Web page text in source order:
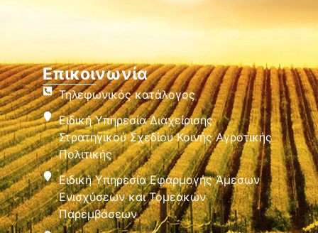
Επικοινωνία
Τηλεφωνικός κατάλογος
Ειδική Υπηρεσία Διαχείρισης
Στρατηγικού Σχεδίου Κοινής Αγροτικής
Πολιτικής
Ειδική Υπηρεσία Εφαρμογής Άμεσων
Ενισχύσεων και Τομεακών
Παρεμβάσεων